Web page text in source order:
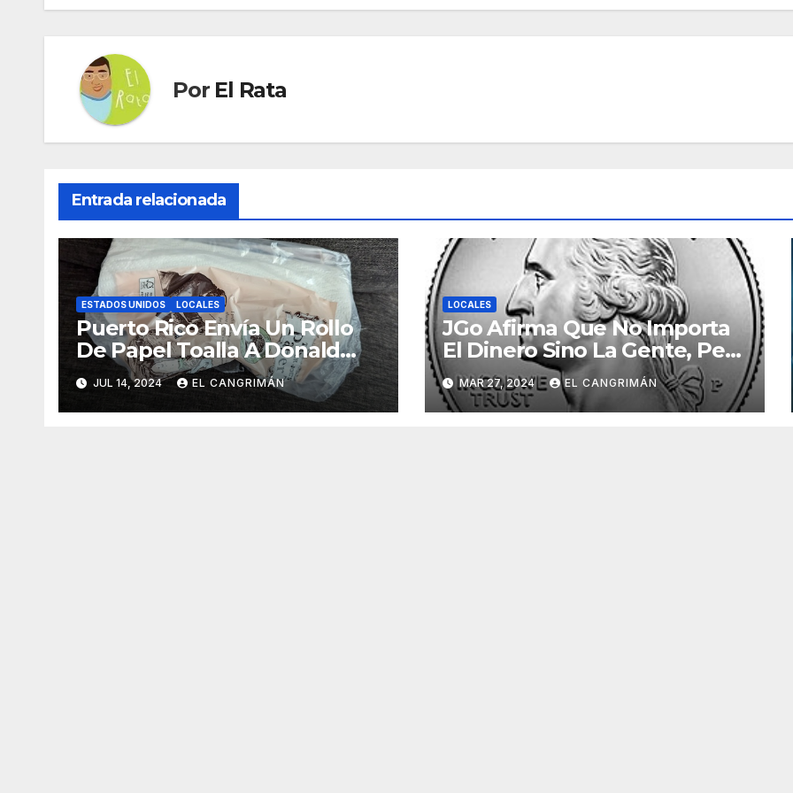
entradas
Por El Rata
Entrada relacionada
ESTADOS UNIDOS LOCALES
Puerto Rico Envía Un Rollo
De Papel Toalla A Donald
Trump Pa’ Que Use Las Hojas
De Curita
JUL 14, 2024 EL CANGRIMÁN
LOCALES
JGo Afirma Que No Importa
El Dinero Sino La Gente, Pero
Pregunta: «¿De Verdad No
Tendrán Una Pejetita?»
MAR 27, 2024 EL CANGRIMÁN